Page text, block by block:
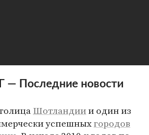
Последние новости
Шотландиии один из
успешныхгородов